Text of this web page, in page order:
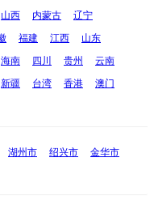
山西 内蒙古
辽宁
福建 江西
山东
海南 四川 贵州
云南
新疆 台湾 香港 澳门
湖州市 绍兴市
金华市